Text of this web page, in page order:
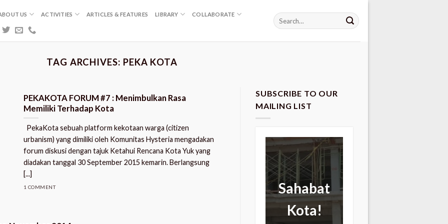
US ACTIVITIES ARTICLES & FEATURES LIBRARY COLLABORATE
TAG ARCHIVES: PEKA KOTA
PEKAKOTA FORUM #7 : Menimbulkan Rasa
Memiliki Terhadap Kota
PekaKota sebuah platform kekotaan warga (citizen
urbanism) yang dimiliki oleh Komunitas Hysteria mengadakan
forum diskusi dengan tajuk Ketahui Rencana Kota Yuk yang
diadakan tanggal 30 September 2015 kemarin. Berlangsung
[...]
1 COMMENT
SUBSCRIBE TO OUR
MAILING LIST
Sahabat
Kota!